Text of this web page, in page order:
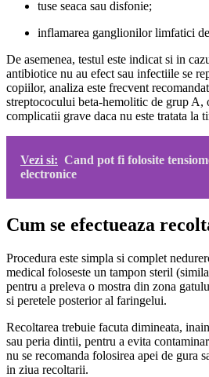
tuse seaca sau disfonie;
inflamarea ganglionilor limfatici
De asemenea, testul este indicat si in
antibiotice nu au efect sau infectiile se
copiilor, analiza este frecvent
streptococului beta-hemolitic de grup A,
complicatii grave daca nu este tratata la
Vezi si: Cand pot fi folosite
electronice
Cum se efectueaza
Procedura este simpla si complet
medical foloseste un tampon steril
pentru a preleva o mostra din zona
si peretele posterior al faringelui.
Recoltarea trebuie facuta dimineata,
sau peria dintii, pentru a evita
nu se recomanda folosirea apei de gura
in ziua recoltarii.